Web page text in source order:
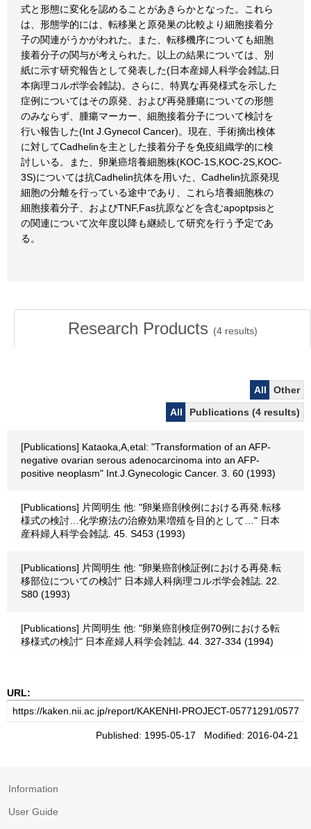
式と形態に変化を認めることがあきらかとなった。これら
は、形態学的には、転移巣と原発巣の比較より細胞接着分
子の関連がうかがわれた。また、転移機序についても細胞
接着分子の関与が考えられた。以上の結果については、別
紙に示す研究報告として発表した(日本産婦人科学会雑誌,日
本病理コルポ学会雑誌)。さらに、特異な再発様式を示した
症例についてはその原発、および再発腫瘍についての形態
のみならず、腫瘍マーカー、細胞接着分子について検討を
行い報告した(Int J.Gynecol Cancer)。現在、手術摘出検体
に対してCadhelinを主とした接着分子を免疫組織学的に検
討しいる。また、卵巣癌培養細胞株(KOC-1S,KOC-2S,KOC-
3S)については抗Cadhelin抗体を用いた、Cadhelin抗原発現
細胞の分離を行っている途中であり、これら培養細胞株の
細胞接着分子、およびTNF,Fas抗原などを含むapoptpsisと
の関連について次年度以降も継続して研究を行う予定であ
る。
Research Products (4results)
All
Other
All
Publications (4 results)
[Publications] Kataoka,A,etal: "Transformation of an AFP-
negative ovarian serous adenocarcinoma into an AFP-
positive neoplasm" Int.J.Gynecologic Cancer. 3. 60 (1993)
[Publications] 片岡明生 他: "卵巣癌剖検例における再発.転移
様式の検討…化学療法の治療効果増殖を目的として…" 日本
産科婦人科学会雑誌. 45. S453 (1993)
[Publications] 片岡明生 他: "卵巣癌剖検証例における再発.転
移部位についての検討" 日本婦人科病理コルポ学会雑誌. 22.
S80 (1993)
[Publications] 片岡明生 他: "卵巣癌剖検症例70例における転
移様式の検討" 日本産婦人科学会雑誌. 44. 327-334 (1994)
URL:
Published: 1995-05-17 Modified: 2016-04-21
Information
User Guide